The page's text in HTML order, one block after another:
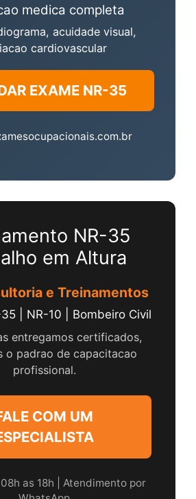
medica completa
acuidade visual,
cardiovascular
EXAME NR-35
NR-35
em Altura
e Treinamentos
| NR-10 | Bombeiro Civil
entregamos certificados,
o padrao de capacitacao
profissional.
COM UM
as 18h | Atendimento por